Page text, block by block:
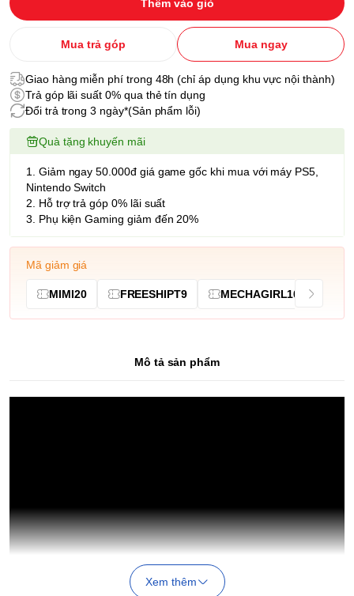
Thêm vào giỏ
Mua trả góp Mua ngay
Giao hàng miễn phí trong 48h (chỉ áp dụng khu vực nội thành)
Trả góp lãi suất 0% qua thẻ tín dụng
Đổi trả trong 3 ngày*(Sản phẩm lỗi)
Quà tặng khuyến mãi
1. Giảm ngay 50.000đ giá game gốc khi mua với máy PS5,
Nintendo Switch
2. Hỗ trợ trả góp 0% lãi suất
3. Phụ kiện Gaming giảm đến 20%
Mã giảm giá
MIMI20 FREESHIPT9 MECHAGIRL10
Mô tả sản phẩm
Xem thêm